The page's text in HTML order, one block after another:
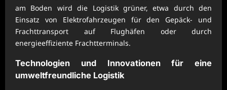
am Boden wird die Logistik grüner, etwa durch den
Einsatz von Elektrofahrzeugen für den Gepäck- und
Frachttransport auf Flughäfen oder durch
energieeffiziente Frachtterminals.
Technologien und Innovationen für eine
umweltfreundliche Logistik